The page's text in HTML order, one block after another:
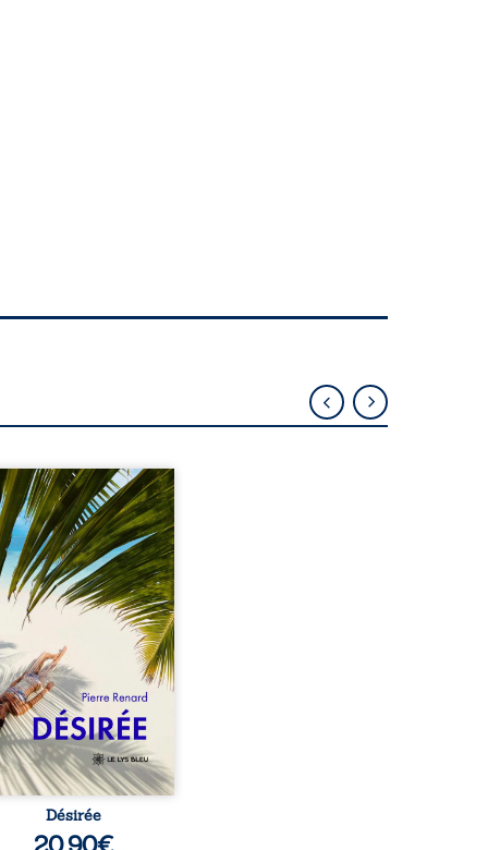
Pierre, jeune retraité,
qu’il est devenu une
femme métissée de
ans. À peine a-t-il
à apprivoiser ce
corps qu’Ange surgit
sa vie et fait vaciller
ses certitudes. Entre
est immédiate,
jusqu’à ce qu’un
familial fasse planer
: et s’ils étaient
demi-frère et ...
Désirée